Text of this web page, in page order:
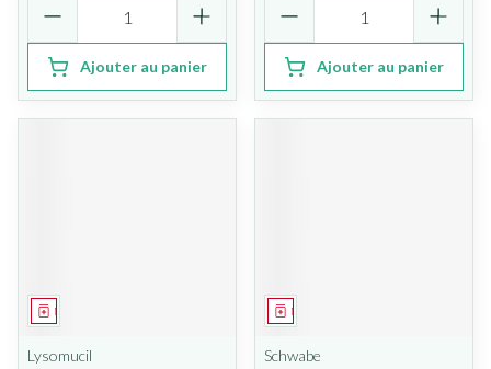
Ajouter au panier Ajouter au panier
Médicament
Lysomucil
Médicament
Schwabe